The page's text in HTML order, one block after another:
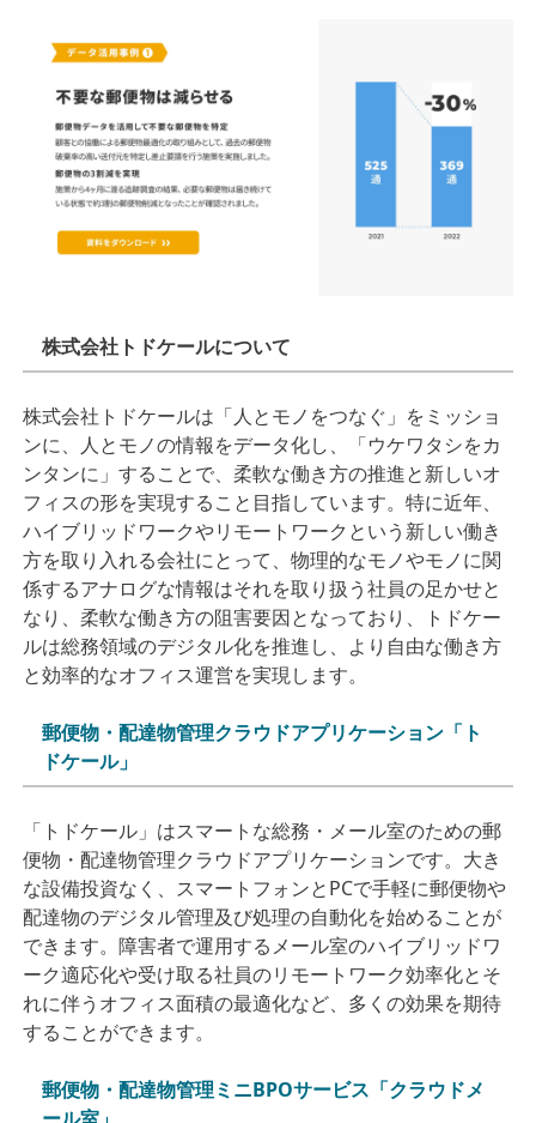
株式会社トドケールについて
株式会社トドケールは「⼈とモノをつなぐ」をミッショ
ンに、⼈とモノの情報をデータ化し、「ウケワタシをカ
ンタンに」することで、柔軟な働き⽅の推進と新しいオ
フィスの形を実現すること⽬指しています。特に近年、
ハイブリッドワークやリモートワークという新しい働き
⽅を取り⼊れる会社にとって、物理的なモノやモノに関
係するアナログな情報はそれを取り扱う社員の⾜かせと
なり、柔軟な働き⽅の阻害要因となっており、トドケー
ルは総務領域のデジタル化を推進し、より⾃由な働き⽅
と効率的なオフィス運営を実現します。
郵便物・配達物管理クラウドアプリケーション「ト
ドケール」
「トドケール」はスマートな総務・メール室のための郵
便物・配達物管理クラウドアプリケーションです。⼤き
な設備投資なく、スマートフォンとPCで⼿軽に郵便物や
配達物のデジタル管理及び処理の⾃動化を始めることが
できます。障害者で運⽤するメール室のハイブリッドワ
ーク適応化や受け取る社員のリモートワーク効率化とそ
れに伴うオフィス⾯積の最適化など、多くの効果を期待
することができます。
郵便物・配達物管理ミニBPOサービス「クラウドメ